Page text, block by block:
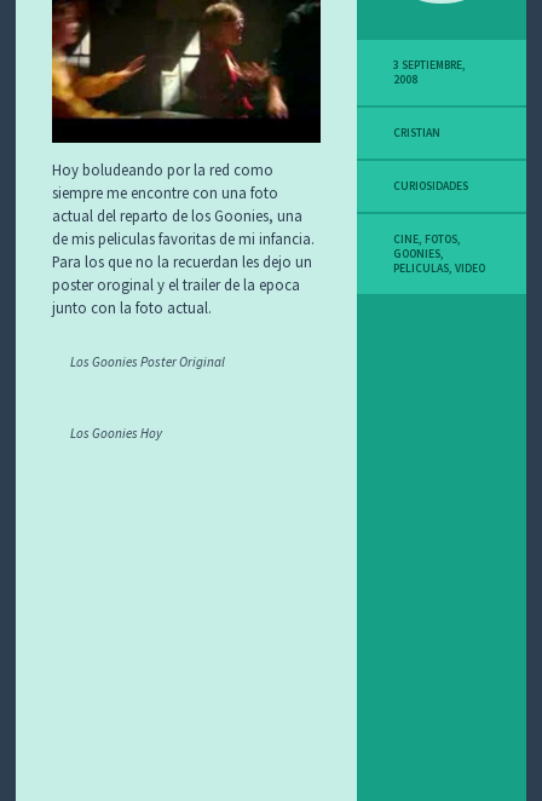
Hoy boludeando por la red como
siempre me encontre con una foto
actual del reparto de los Goonies, una
de mis peliculas favoritas de mi infancia.
Para los que no la recuerdan les dejo un
poster oroginal y el trailer de la epoca
junto con la foto actual.
Los Goonies Poster Original
Los Goonies Hoy
3 SEPTIEMBRE,
2008
CRISTIAN
CURIOSIDADES
CINE, FOTOS,
GOONIES,
PELICULAS,VIDEO